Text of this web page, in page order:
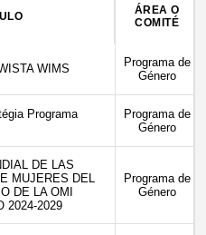
ÁREA O
COMITÉ
WIMS
Programa de
Género
Programa
Programa de
Género
DE LAS
MUJERES DEL
DE LA OMI
2024-2029
Programa de
Género